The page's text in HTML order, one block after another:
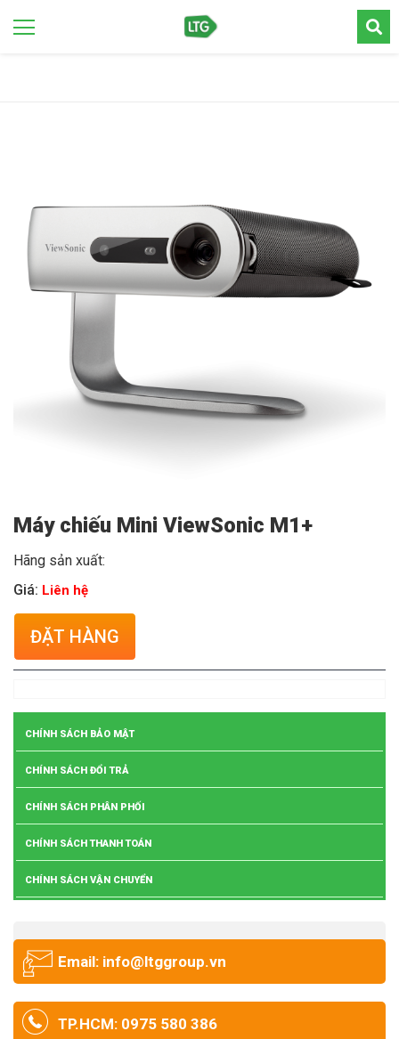
Máy chiếu Mini ViewSonic M1+
Hãng sản xuất:
Giá: Liên hệ
ĐẶT HÀNG
CHÍNH SÁCH BẢO MẬT
CHÍNH SÁCH ĐỔI TRẢ
CHÍNH SÁCH PHÂN PHỐI
CHÍNH SÁCH THANH TOÁN
CHÍNH SÁCH VẬN CHUYỂN
Email: info@ltggroup.vn
TP.HCM: 0975 580 386